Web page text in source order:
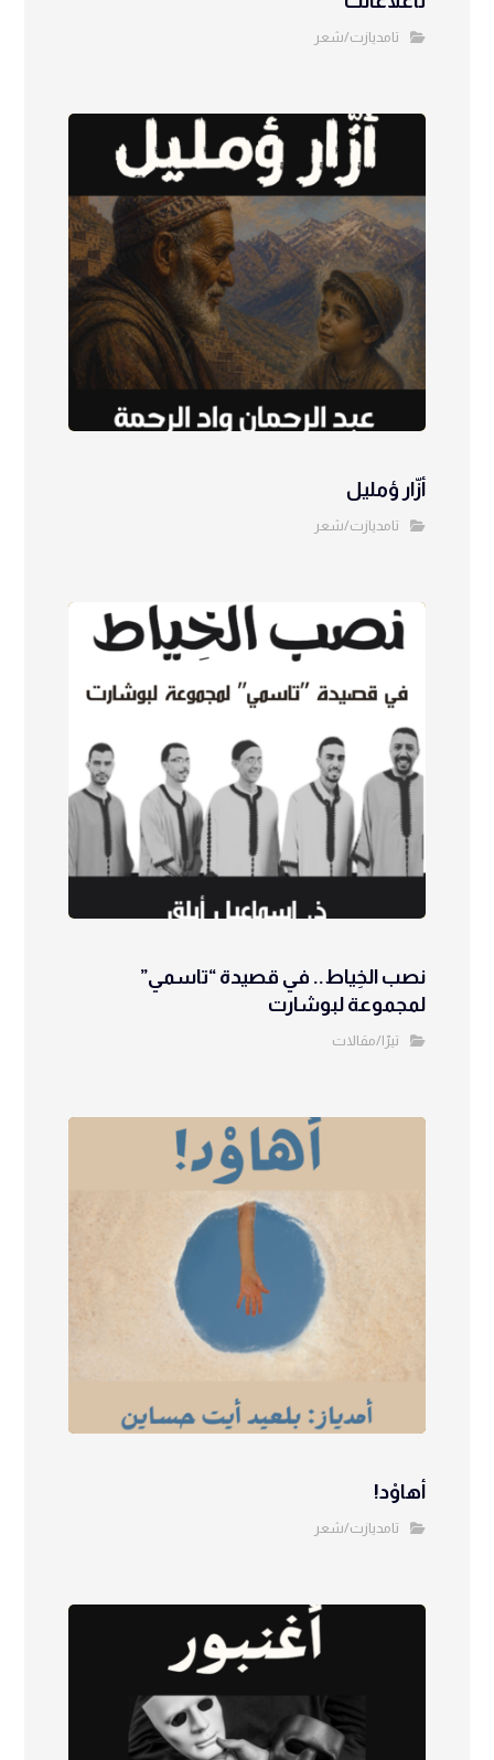
تامديازت/شعر
أزّار ؤمليل
تامديازت/شعر
نصب الخِياط.. في قصيدة “تاسمي”
لمجموعة لبوشارت
تيرّا/مقالات
أهاوْد!
تامديازت/شعر